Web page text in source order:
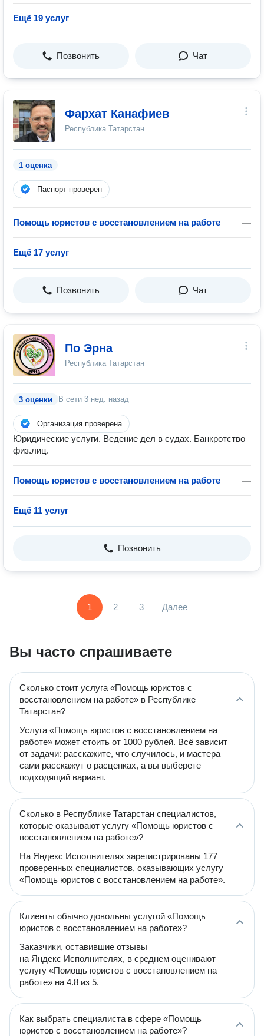
Ещё 19 услуг
Позвонить Чат
Фархат Канафиев
Республика Татарстан
1 оценка
Паспорт проверен
Помощь юристов с восстановлением на работе —
Ещё 17 услуг
Позвонить Чат
По Эрна
Республика Татарстан
3 оценки В сети 3 нед. назад
Организация проверена
Юридические услуги. Ведение дел в судах. Банкротство
физ.лиц.
Помощь юристов с восстановлением на работе —
Ещё 11 услуг
Позвонить
1 2 3 Далее
Вы часто спрашиваете
Сколько стоит услуга «Помощь юристов с
восстановлением на работе» в Республике
Татарстан?
Услуга «Помощь юристов с восстановлением на
работе» может стоить от 1000 рублей. Всё зависит
от задачи: расскажите, что случилось, и мастера
сами расскажут о расценках, а вы выберете
подходящий вариант.
Сколько в Республике Татарстан специалистов,
которые оказывают услугу «Помощь юристов с
восстановлением на работе»?
На Яндекс Исполнителях зарегистрированы 177
проверенных специалистов, оказывающих услугу
«Помощь юристов с восстановлением на работе».
Клиенты обычно довольны услугой «Помощь
юристов с восстановлением на работе»?
Заказчики, оставившие отзывы
на Яндекс Исполнителях, в среднем оценивают
услугу «Помощь юристов с восстановлением на
работе» на 4.8 из 5.
Как выбрать специалиста в сфере «Помощь
юристов с восстановлением на работе»?